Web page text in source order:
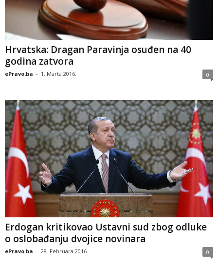
Hrvatska: Dragan Paravinja osuđen na 40
godina zatvora
ePravo.ba - 1. Marta 2016. 0
Erdogan kritikovao Ustavni sud zbog odluke
o oslobađanju dvojice novinara
ePravo.ba - 28. Februara 2016. 0